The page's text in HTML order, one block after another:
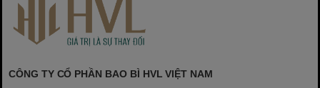
CÔNG TY CỔ PHẦN BAO BÌ HVL VIỆT NAM